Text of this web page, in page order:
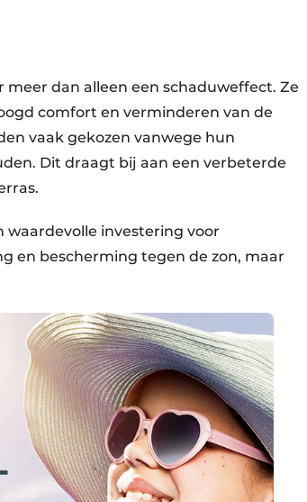
meer dan alleen een schaduweffect. Ze
comfort en verminderen van de
vaak gekozen vanwege hun
Dit draagt bij aan een verbeterde
waardevolle investering voor
en bescherming tegen de zon, maar